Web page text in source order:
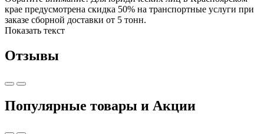
крае предусмотрена скидка 50% на транспортные услуги при
заказе сборной доставки от 5 тонн.
Показать текст
Отзывы
Популярные товары и Акции